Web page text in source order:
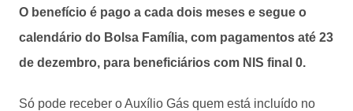
O benefício é pago a cada dois meses e segue o
calendário do Bolsa Família, com pagamentos até 23
de dezembro, para beneficiários com NIS final 0.
Só pode receber o Auxílio Gás quem está incluído no